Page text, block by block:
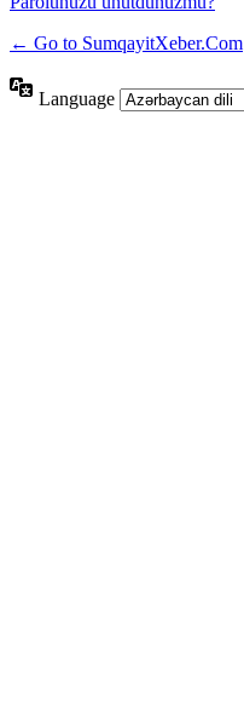
← Go to SumqayitXeber.Com
Language